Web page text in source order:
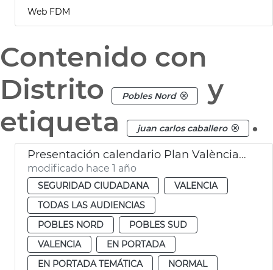
Web FDM
Contenido con
Distrito
Pobles Nord
y
etiqueta
juan carlos caballero .
Presentación calendario Plan València Más Segura
modificado hace 1 año
SEGURIDAD CIUDADANA
VALENCIA
TODAS LAS AUDIENCIAS
POBLES NORD
POBLES SUD
VALENCIA
EN PORTADA
EN PORTADA TEMÁTICA
NORMAL